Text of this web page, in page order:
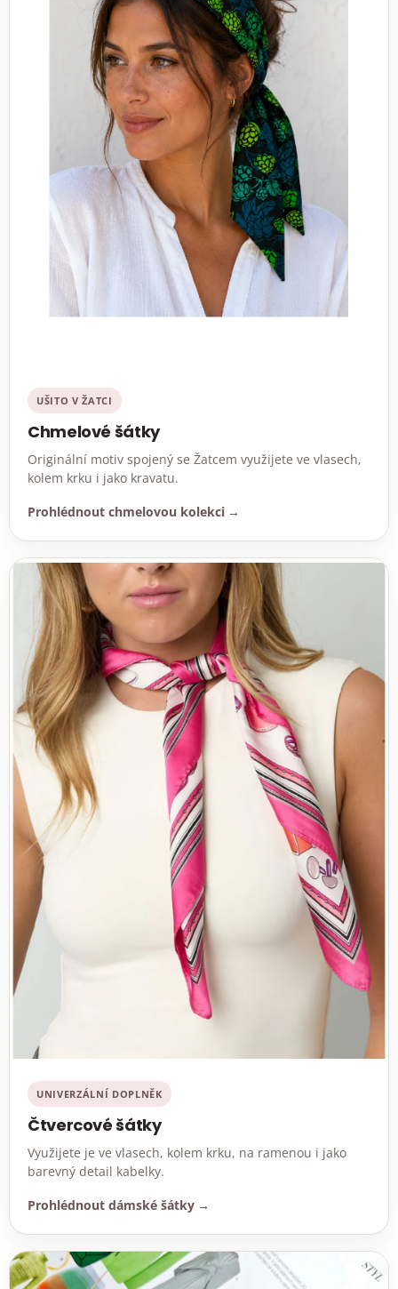
UŠITO V ŽATCI
Chmelové šátky
Originální motiv spojený se Žatcem využijete ve vlasech,
kolem krku i jako kravatu.
Prohlédnout chmelovou kolekci
UNIVERZÁLNÍ DOPLNĚK
Čtvercové šátky
Využijete je ve vlasech, kolem krku, na ramenou i jako
barevný detail kabelky.
Prohlédnout dámské šátky